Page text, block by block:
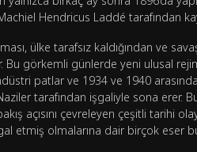
Hendricus Laddé tarafından
ülke tarafsız kaldığından ve
Bu görkemli günlerde yeni ulusal
patlar ve 1934 ve 1940
tarafından işgaliyle sona erer.
açısını çevreleyen çeşitli tarihi
etmiş olmalarına dair birçok eser